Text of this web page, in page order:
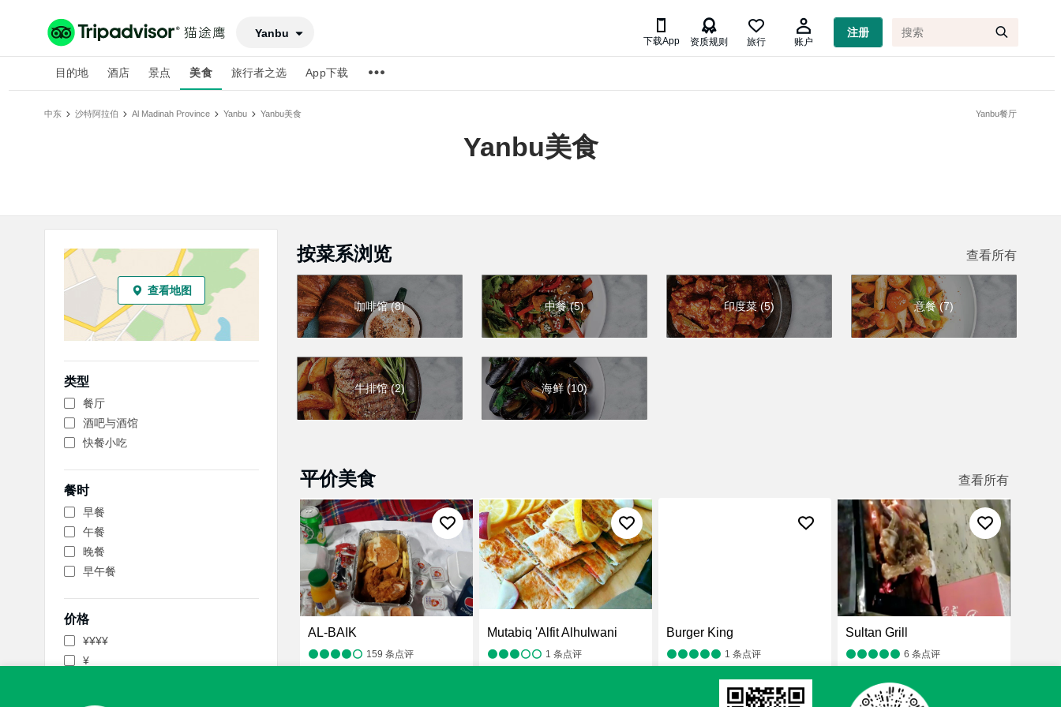
Yanbu 
下载App

资质规则 旅行 账户
注册
目的地 酒店 景点 美食 旅行者之选 App下载
Yanbu餐厅
中东 沙特阿拉伯 Al Madinah Province Yanbu Yanbu美食
Yanbu美食
查看地图
类型
餐厅
酒吧与酒馆
快餐小吃
餐时
早餐
午餐
晚餐
早午餐
价格
¥¥¥¥
¥
按菜系浏览 查看所有
咖啡馆(8) 中餐(5) 印度菜(5) 意餐(7)
牛排馆(2) 海鲜(10)
平价美食 查看所有
AL-BAIK
159 条点评
Mutabiq 'Alfit Alhulwani
1 条点评
Burger King
1 条点评
Sultan Grill
6 条点评